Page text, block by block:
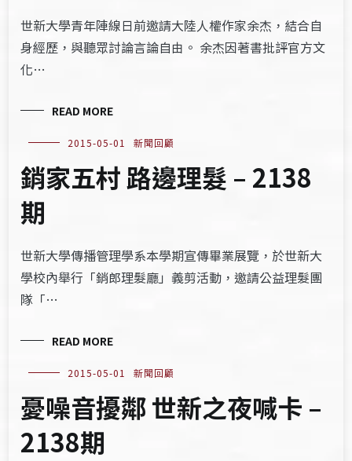
世新大學青年陣線日前邀請大陸人權作家余杰，結合自
身經歷，與聽眾討論言論自由。 余杰因著書批評官方文
化…
READ MORE
2015-05-01 新聞回顧
銷家五村 路邊理髮 – 2138
期
世新大學傳播管理學系本學期宣傳畢業展覽，於世新大
學校內舉行「銷郎理髮廳」義剪活動，邀請公益理髮團
隊「…
READ MORE
2015-05-01 新聞回顧
憂噪音擾鄰 世新之夜喊卡 –
2138期